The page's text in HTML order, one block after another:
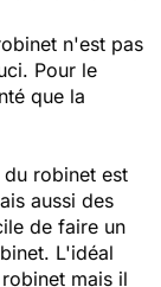
n'est pas
Pour le
que la
robinet est
aussi des
de faire un
L'idéal
mais il